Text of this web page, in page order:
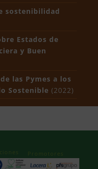
sostenibilidad
Estados de
y Buen
las Pymes a los
Sostenible (2022)
Promotores